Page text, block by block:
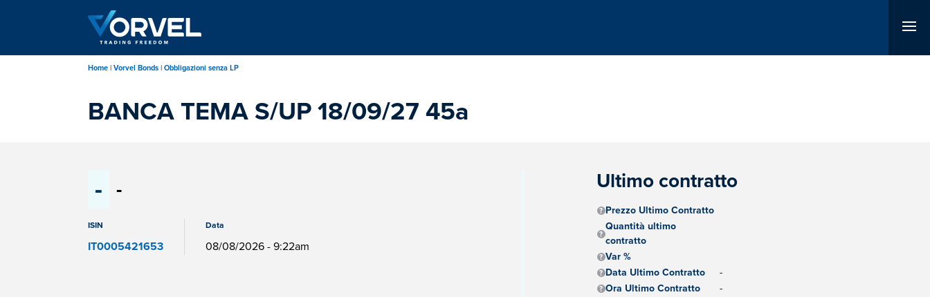
principale
Home Vorvel Bonds Obbligazioni senza LP
BANCA TEMA S/UP 18/09/27 45a
- -
ISIN
IT0005421653
Data
08/08/2026 - 9:22am
Ultimo contratto
Prezzo Ultimo Contratto
Quantità ultimo
contratto
Var %
Data Ultimo Contratto
-
Ora Ultimo Contratto
-